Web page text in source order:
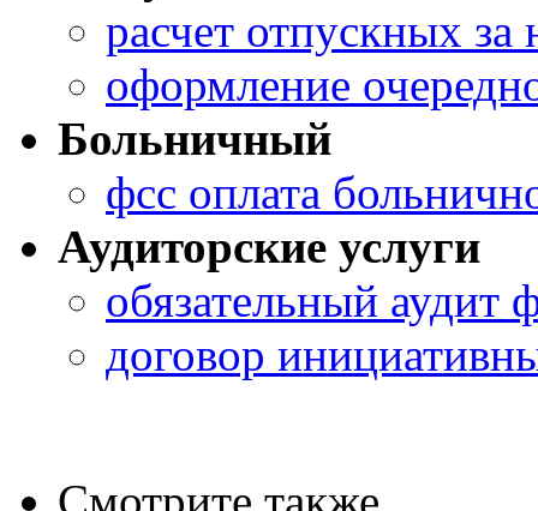
расчет отпускных
оформление
Больничный
фсс оплата
Аудиторские услуги
обязательный аудит
договор
Смотрите также